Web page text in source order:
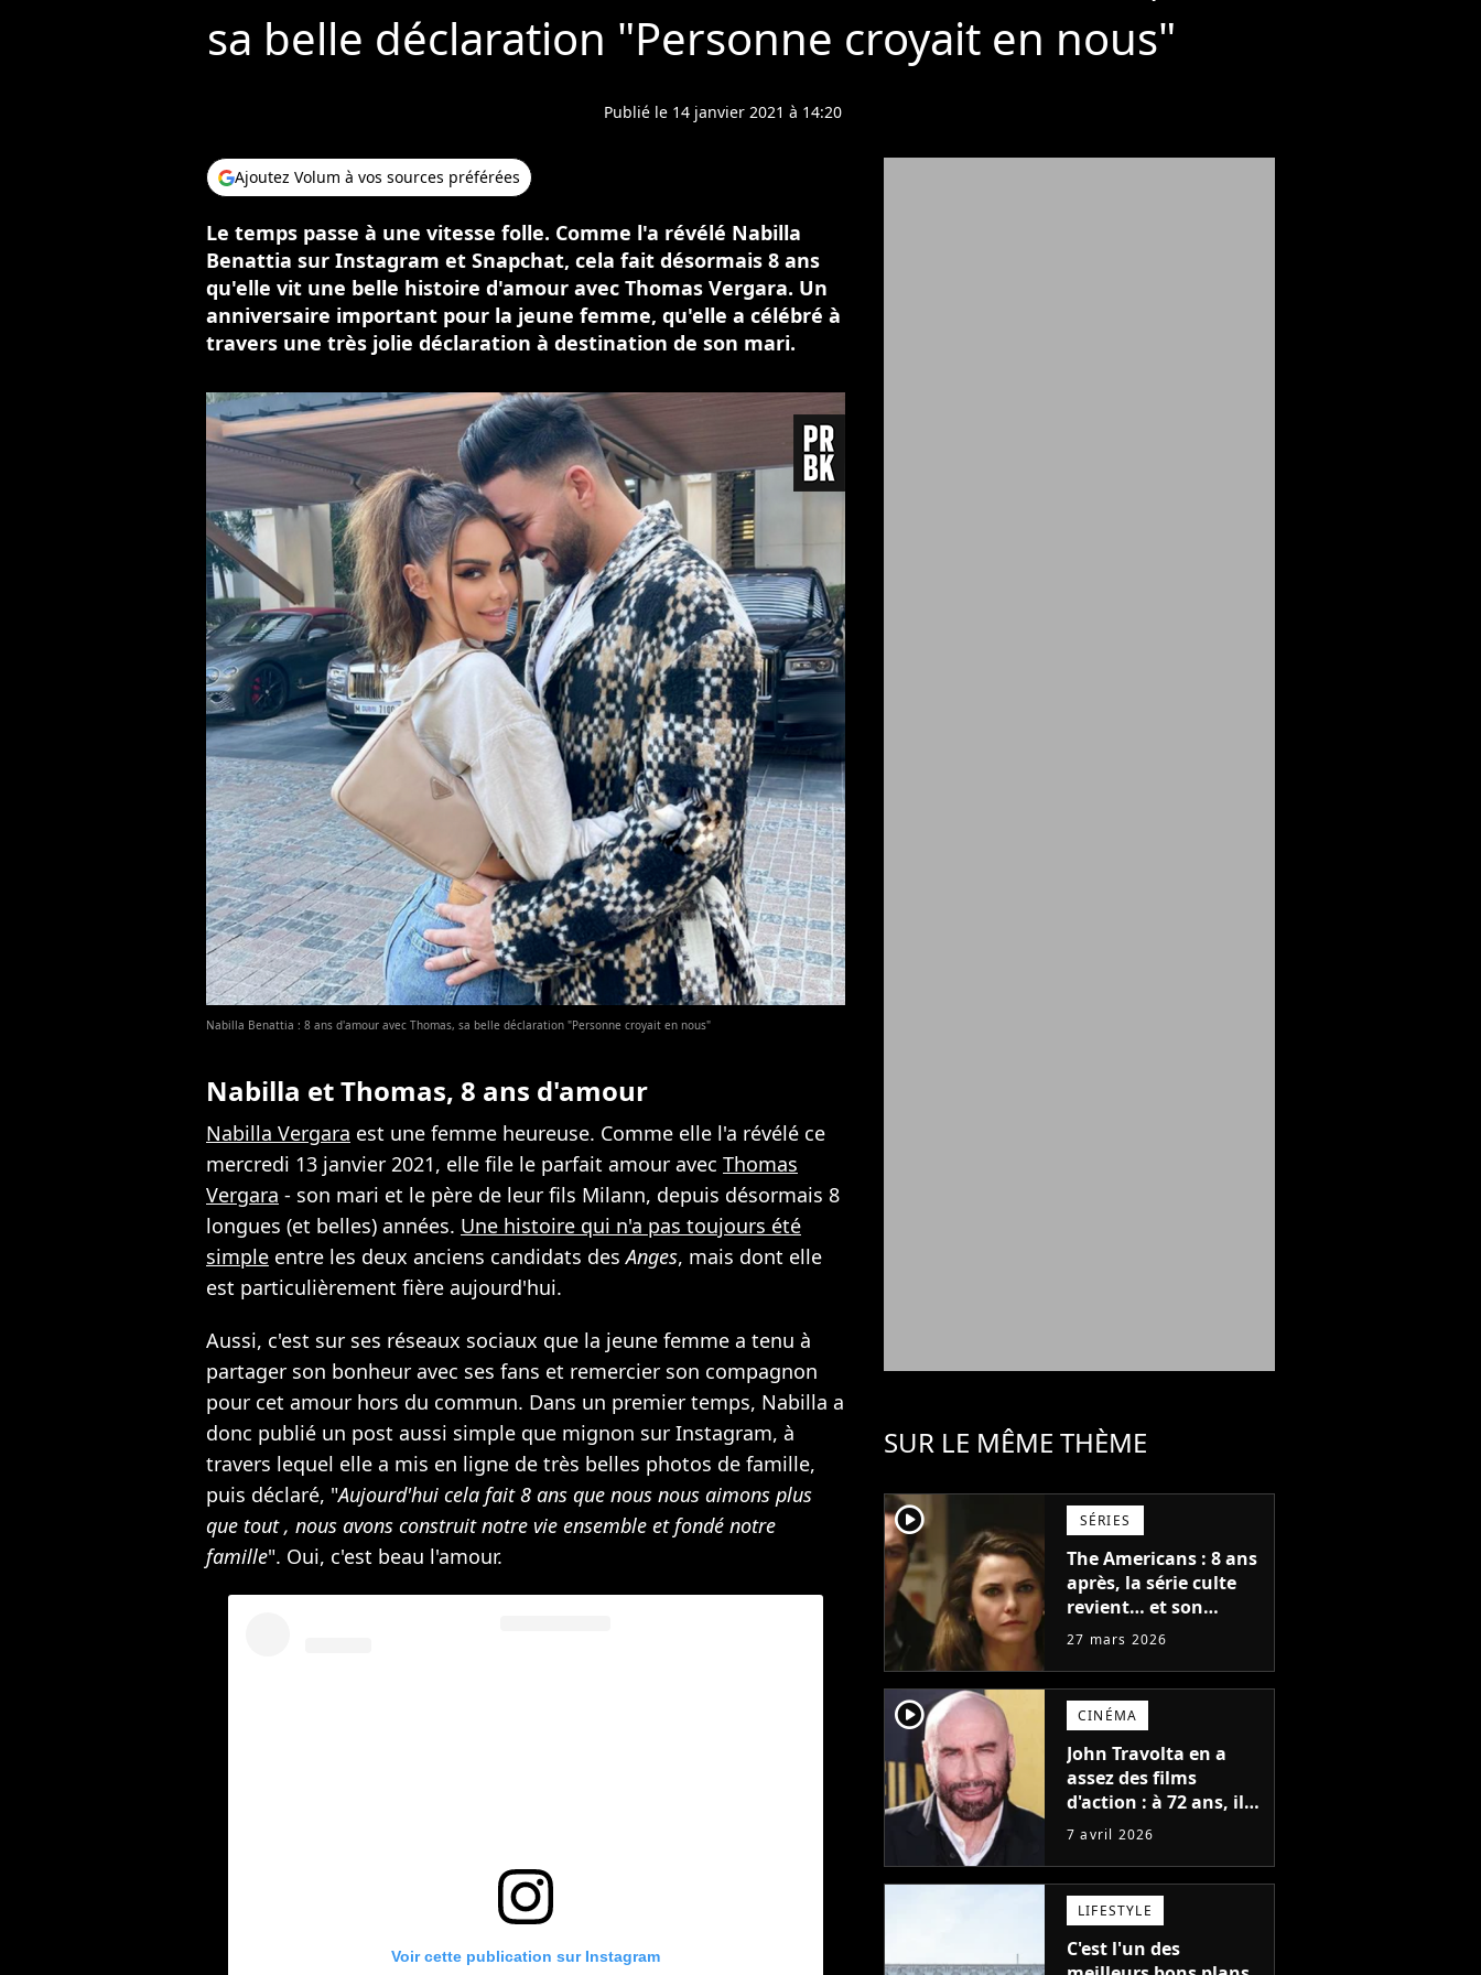
sa belle déclaration "Personne croyait en nous"
Publié le 14 janvier 2021 à 14:20
Ajoutez Volum à vos sources préférées
Le temps passe à une vitesse folle. Comme l'a révélé Nabilla
Benattia sur Instagram et Snapchat, cela fait désormais 8 ans
qu'elle vit une belle histoire d'amour avec Thomas Vergara. Un
anniversaire important pour la jeune femme, qu'elle a célébré à
travers une très jolie déclaration à destination de son mari.
Nabilla Benattia : 8 ans d'amour avec Thomas, sa belle déclaration "Personne croyait en nous"
Nabilla et Thomas, 8 ans d'amour
Nabilla Vergara est une femme heureuse. Comme elle l'a révélé ce
mercredi 13 janvier 2021, elle file le parfait amour avec Thomas
Vergara - son mari et le père de leur fils Milann, depuis désormais 8
longues (et belles) années. Une histoire qui n'a pas toujours été
simple entre les deux anciens candidats desAnges, mais dont elle
est particulièrement fière aujourd'hui.
Aussi, c'est sur ses réseaux sociaux que la jeune femme a tenu à
partager son bonheur avec ses fans et remercier son compagnon
pour cet amour hors du commun. Dans un premier temps, Nabilla a
donc publié un post aussi simple que mignon sur Instagram, à
travers lequel elle a mis en ligne de très belles photos de famille,
puis déclaré, "Aujourd'hui cela fait 8 ans que nous nous aimons plus
que tout , nous avons construit notre vie ensemble et fondé notre
famille". Oui, c'est beau l'amour.
Voir cette publication sur Instagram
SUR LE MÊME THÈME
player2 SÉRIES
The Americans : 8 ans
après, la série culte
revient… et son
nouveau décor
27 mars 2026
player2 CINÉMA
John Travolta en a
assez des films
d'action : à 72 ans, il
signe son premier
écrite il y a 30 ans
7 avril 2026
LIFESTYLE
C'est l'un des